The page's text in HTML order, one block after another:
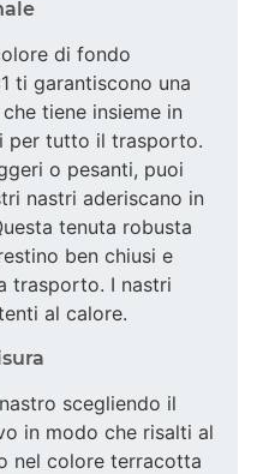
di fondo
ti garantiscono una
tiene insieme in
per tutto il trasporto.
o pesanti, puoi
nastri aderiscano in
tenuta robusta
ben chiusi e
trasporto. I nastri
al calore.
scegliendo il
in modo che risalti al
nel colore terracotta